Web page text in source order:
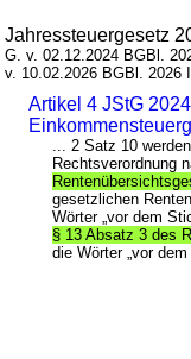
Jahressteuergesetz
G. v. 02.12.2024 BGBl.
v. 10.02.2026 BGBl. 2026
Artikel 4 JStG
... 2 Satz 10
Rechtsverordnung
gesetzlichen
Wörter „vor dem
§ 13 Absatz 3 des
die Wörter „vor